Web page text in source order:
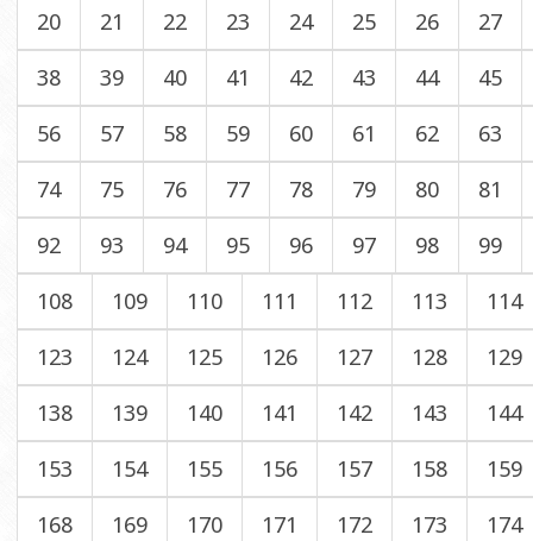
20
21 22 23 24 25 26
27
38
39 40 41 42 43 44
45
56
57 58 59 60 61 62
63
74
75 76 77 78 79 80
81
92
93 94 95 96 97 98
99
108
109 110 111 112 113
114
123
124 125 126 127 128
129
138
139 140 141 142 143
144
153
154 155 156 157 158
159
168
169 170 171 172 173
174